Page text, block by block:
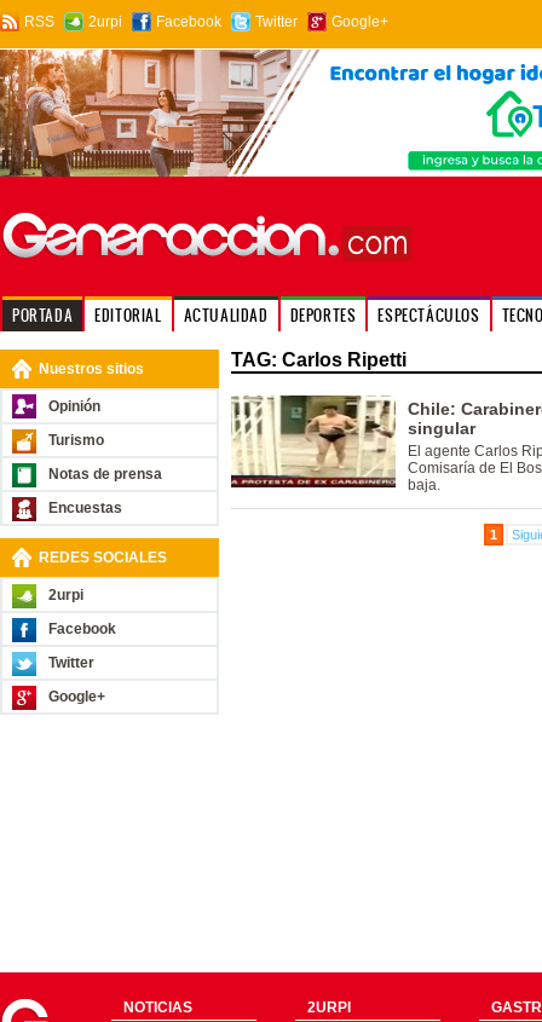
RSS 2urpi Facebook Twitter Google+
PORTADA EDITORIAL ACTUALIDAD DEPORTES ESPECTÁCULOS
Nuestros sitios
Opinión
Turismo
Notas de prensa
Encuestas
REDES SOCIALES
2urpi
Facebook
Twitter
Google+
TAG: Carlos Ripetti
Chile:
singular
El agente Carlos
Comisaría de El
baja.
1
NOTICIAS
2URPI